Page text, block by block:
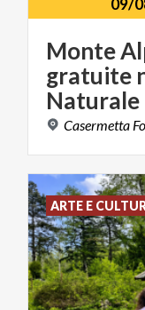
09/
Monte
gratuite
Naturale
Casermetta
ARTE E